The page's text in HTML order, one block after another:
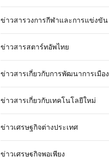
ข่าวสารวงการกีฬาและการแข่งขัน
ข่าวสารสตาร์ทอัพไทย
ข่าวสารเกี่ยวกับการพัฒนาการเมือง
ข่าวสารเกี่ยวกับเทคโนโลยีใหม่
ข่าวเศรษฐกิจต่างประเทศ
ข่าวเศรษฐกิจพอเพียง